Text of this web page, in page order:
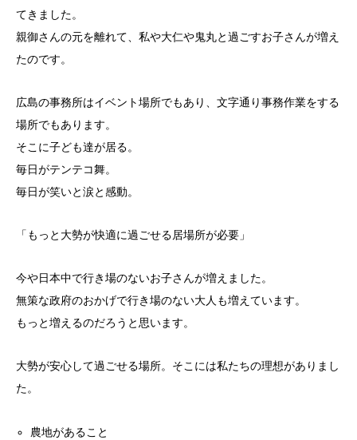
てきました。
親御さんの元を離れて、私や大仁や鬼丸と過ごすお子さんが増え
たのです。
広島の事務所はイベント場所でもあり、文字通り事務作業をする
場所でもあります。
そこに子ども達が居る。
毎日がテンテコ舞。
毎日が笑いと涙と感動。
「もっと大勢が快適に過ごせる居場所が必要」
今や日本中で行き場のないお子さんが増えました。
無策な政府のおかげで行き場のない大人も増えています。
もっと増えるのだろうと思います。
大勢が安心して過ごせる場所。そこには私たちの理想がありまし
た。
農地があること